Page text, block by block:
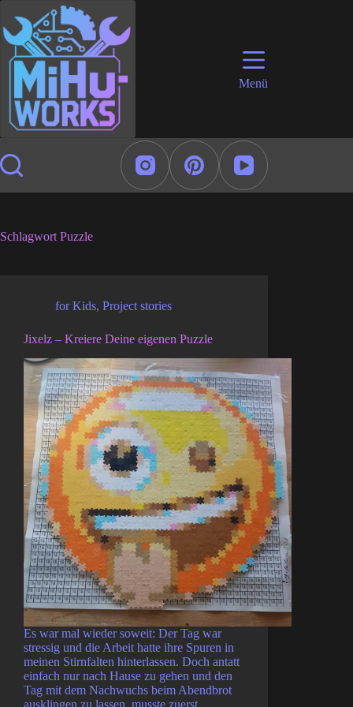
Inhalt
springen
Menü
Schlagwort Puzzle
for Kids, Project stories
Jixelz – Kreiere Deine eigenen Puzzle
Es war mal wieder soweit: Der Tag war
stressig und die Arbeit hatte ihre Spuren in
meinen Stirnfalten hinterlassen. Doch antatt
einfach nur nach Hause zu gehen und den
Tag mit dem Nachwuchs beim Abendbrot